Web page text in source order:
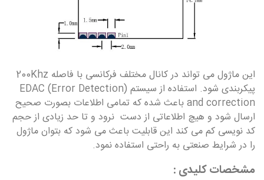
این ماژول می تواند در کانال مختلف فرکانسی با فاصله 200Khz
پیکربندی شود. استفاده از سیستم (EDAC (Error Detection
and correction باعث شده که تمامی اطلاعات بصورت صحیح
ارسال شود و هیچ اطلاعاتی از دست نرود و تا حد زیادی از حجم
کد نویسی کم می کند این قابلیت باعث می شود که بتوان ماژول
را در شرایط صنعتی به راحتی استفاده نمود.
مشخصات کلیدی :